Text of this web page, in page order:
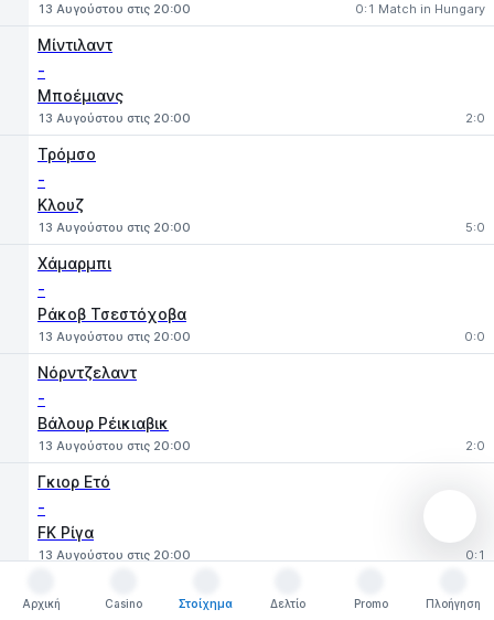
13 Αυγούστου στις 20:00 0:1 Match in Hungary
Μίντιλαντ
-
Μποέμιανς
13 Αυγούστου στις 20:00 2:0
Τρόμσο
-
Κλουζ
13 Αυγούστου στις 20:00 5:0
Χάμαρμπι
-
Ράκοβ Τσεστόχοβα
13 Αυγούστου στις 20:00 0:0
Νόρντζελαντ
-
Βάλουρ Ρέικιαβικ
13 Αυγούστου στις 20:00 2:0
Γκιορ Ετό
-
FK Ρίγα
13 Αυγούστου στις 20:00 0:1
Αρχική
Casino
Στοίχημα
Δελτίο
Promo
Πλοήγηση